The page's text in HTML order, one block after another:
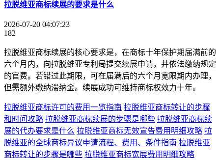
拉脱维亚商标续展的要求是什么
2026-07-20 04:07:23
182
拉脱维亚商标续展的核心要求是，在商标十年保护期届满前的
六个月内，向拉脱维亚专利局提交续展申请，并依法缴纳规定
的官费。若错过此期限，可在届满后的六个月宽限期内办理，
但需额外缴纳滞纳金。续展成功可维持商标权效力十年。
拉脱维亚商标许可的费用一览指南 拉脱维亚商标转让的步骤
和时间攻略 拉脱维亚商标续展的步骤是哪些 拉脱维亚商标续
展的代办要求是什么 拉脱维亚商标无效宣告费用明细攻略 拉
脱维亚的全球商标异议申请流程、费用、条件指南 拉脱维亚
商标转让的步骤是哪些 拉脱维亚商标宽展费用明细攻略